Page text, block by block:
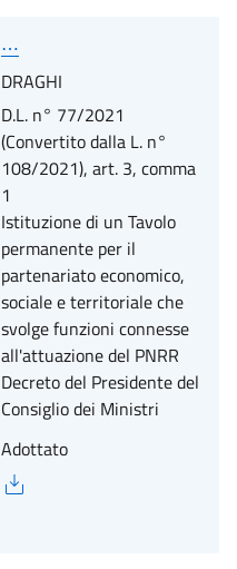
⋯
DRAGHI
D.L. n° 77/2021
(Convertito dalla L. n°
108/2021), art. 3, comma
1
Istituzione di un Tavolo
permanente per il
partenariato economico,
sociale e territoriale che
svolge funzioni connesse
all'attuazione del PNRR
Decreto del Presidente del
Consiglio dei Ministri
Adottato